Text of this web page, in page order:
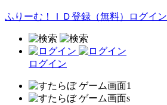
ふりーむ！ＩＤ登録（無料） ログイン
ログイン